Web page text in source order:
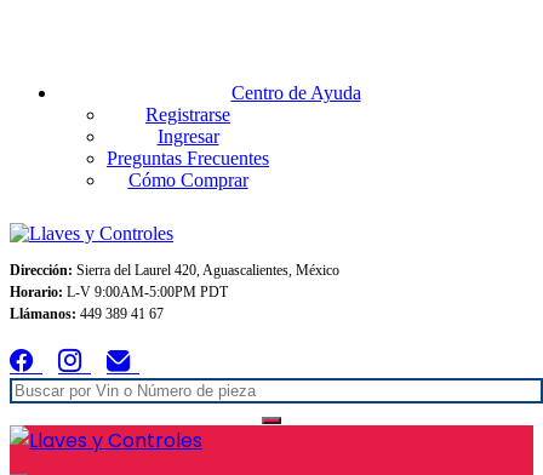
Centro de Ayuda
Registrarse
Ingresar
Preguntas Frecuentes
Cómo Comprar
Dirección: Sierra del Laurel 420, Aguascalientes, México
Horario: L-V 9:00AM-5:00PM PDT
Llámanos: 449 389 41 67